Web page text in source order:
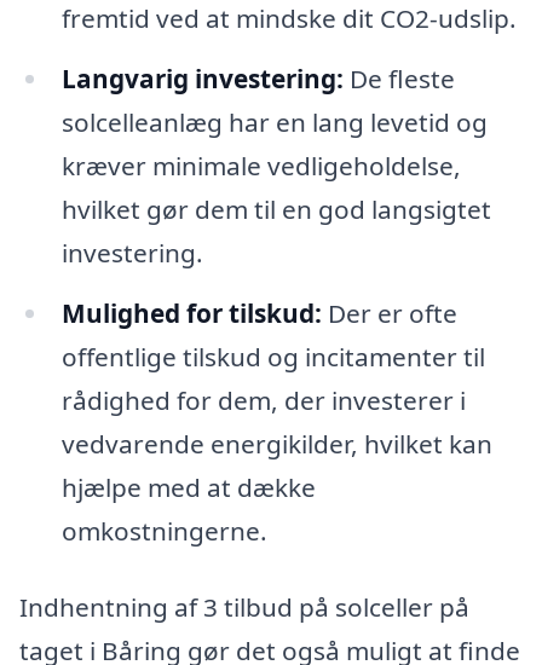
fremtid ved at mindske dit CO2-udslip.
Langvarig investering: De fleste
solcelleanlæg har en lang levetid og
kræver minimale vedligeholdelse,
hvilket gør dem til en god langsigtet
investering.
Mulighed for tilskud: Der er ofte
offentlige tilskud og incitamenter til
rådighed for dem, der investerer i
vedvarende energikilder, hvilket kan
hjælpe med at dække
omkostningerne.
Indhentning af 3 tilbud på solceller på
taget i Båring gør det også muligt at finde